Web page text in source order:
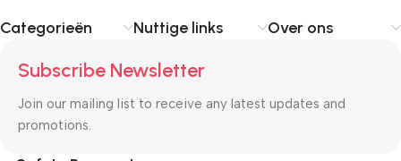
Categorieën Nuttige links Over ons
Subscribe Newsletter
Join our mailing list to receive any latest updates and
promotions.